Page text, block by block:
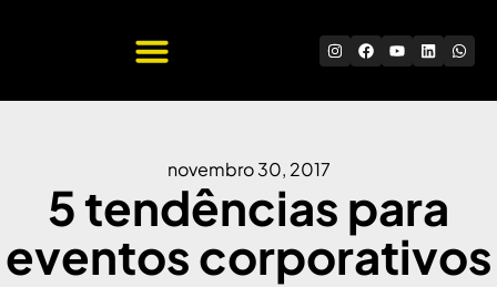
novembro 30, 2017
5 tendências para
eventos corporativos